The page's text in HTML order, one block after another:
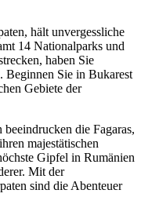
hält unvergessliche
14 Nationalparks und
haben Sie
Beginnen Sie in Bukarest
Gebiete der
die Fagaras,
majestätischen
Gipfel in Rumänien
Mit der
sind die Abenteuer